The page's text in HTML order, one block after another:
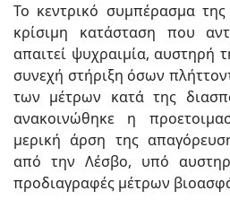
Το κεντρικό συμπέρασμα
κρίσιμη κατάσταση που
απαιτεί ψυχραιμία, αυστηρή
συνεχή στήριξη όσων
των μέτρων κατά της
ανακοινώθηκε η
μερική άρση της
από την Λέσβο, υπό
προδιαγραφές μέτρων